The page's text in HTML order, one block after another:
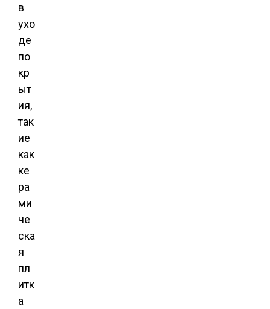
в
ухо
де
по
кр
ыт
ия,
так
ие
как
ке
ра
ми
че
ска
я
пл
итк
а